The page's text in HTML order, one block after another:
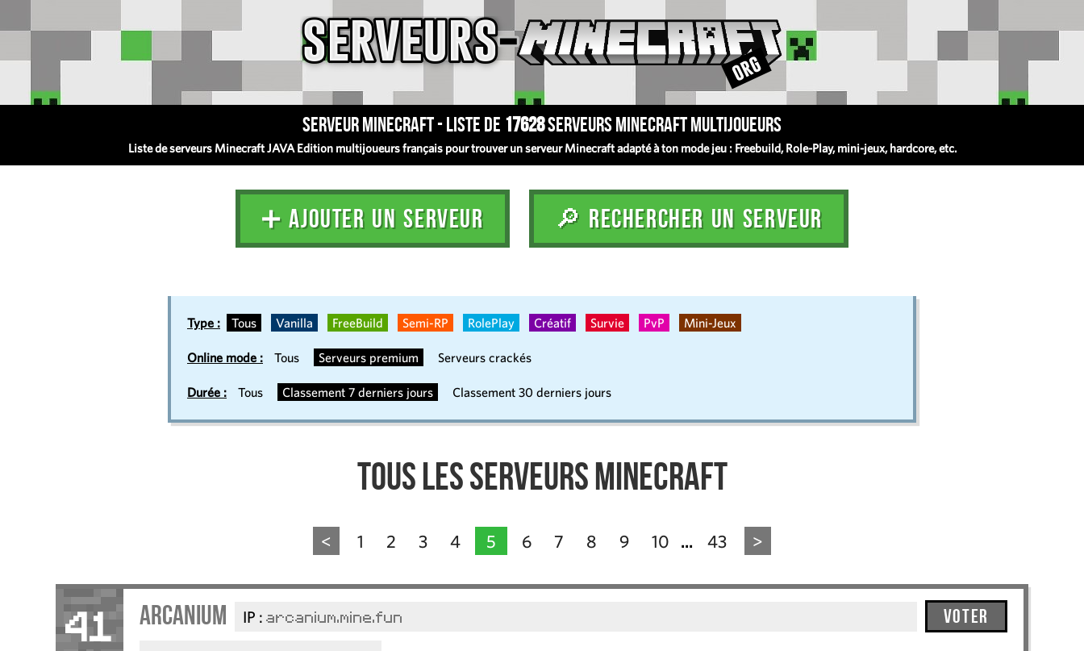
Serveur Minecraft - Liste de 17628serveurs Minecraft multijoueurs
Liste de serveurs Minecraft JAVA Edition multijoueurs français pour trouver un serveur Minecraft adapté à ton mode jeu : Freebuild, Role-Play, mini-jeux, hardcore, etc.
➕ AJOUTER UN SERVEUR 🔎 RECHERCHER UN SERVEUR
Type : Tous Vanilla FreeBuild Semi-RP RolePlay Créatif Survie PvP Mini-Jeux
Online mode : Tous Serveurs premium Serveurs crackés
Durée : Tous Classement 7 derniers jours Classement 30 derniers jours
Tous les serveurs Minecraft
< 1 2 3 4 5 6 7 8 9 10 ... 43 >
41 Arcanium IP : arcanium.mine.fun Voter